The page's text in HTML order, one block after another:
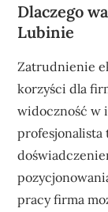
Dlaczego
Lubinie
Zatrudnienie
korzyści dla
widoczność w
profesjonalista
pracy firma